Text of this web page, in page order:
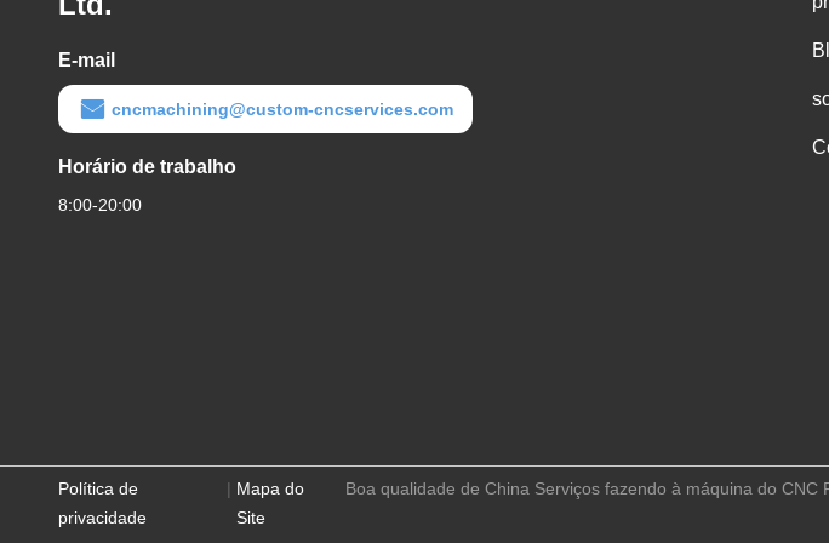
E-mail
cncmachining@custom-cncservices.com
Horário de trabalho
8:00-20:00
Política de
privacidade
| Mapa do
Site
Boa qualidade de China Serviços fazendo à máquina do